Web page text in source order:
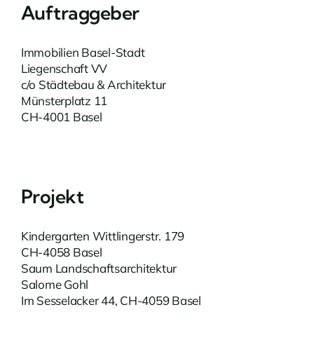
Auftraggeber
Immobilien Basel-Stadt
Liegenschaft VV
c/o Städtebau & Architektur
Münsterplatz 11
CH-4001 Basel
Projekt
Kindergarten Wittlingerstr. 179
CH-4058 Basel
Saum Landschaftsarchitektur
Salome Gohl
Im Sesselacker 44, CH-4059 Basel